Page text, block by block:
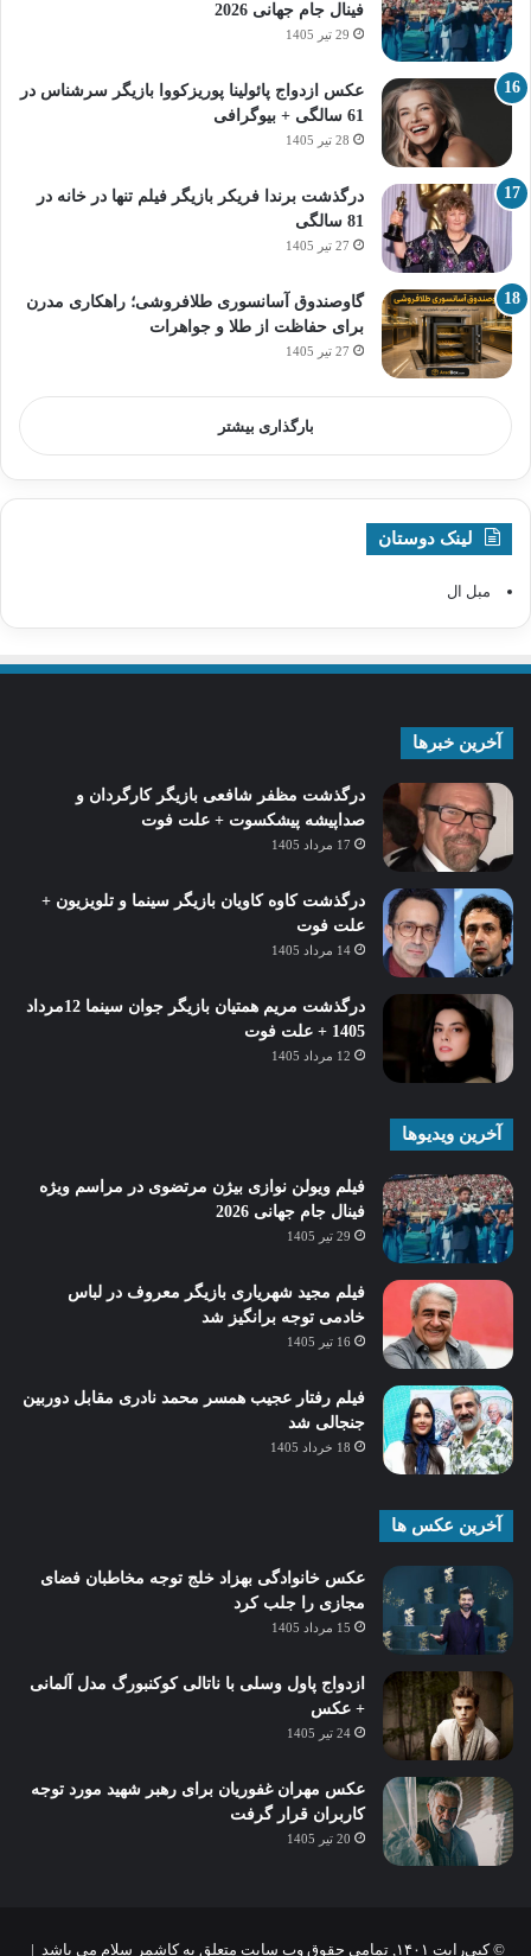
فینال جام جهانی 2026
29 تیر 1405
عکس ازدواج پائولینا پوریزکووا بازیگر سرشناس در
61 سالگی + بیوگرافی
28 تیر 1405
درگذشت برندا فریکر بازیگر فیلم تنها در خانه در
81 سالگی
27 تیر 1405
گاوصندوق آسانسوری طلافروشی؛ راهکاری مدرن
برای حفاظت از طلا و جواهرات
27 تیر 1405
بارگذاری بیشتر
لینک دوستان
مبل ال
آخرین خبرها
درگذشت مظفر شافعی بازیگر کارگردان و
صداپیشه پیشکسوت + علت فوت
17 مرداد 1405
درگذشت کاوه کاویان بازیگر سینما و تلویزیون +
علت فوت
14 مرداد 1405
درگذشت مریم همتیان بازیگر جوان سینما 12مرداد
1405 + علت فوت
12 مرداد 1405
آخرین ویدیوها
فیلم ویولن نوازی بیژن مرتضوی در مراسم ویژه
فینال جام جهانی 2026
29 تیر 1405
فیلم مجید شهریاری بازیگر معروف در لباس
خادمی توجه برانگیز شد
16 تیر 1405
فیلم رفتار عجیب همسر محمد نادری مقابل دوربین
جنجالی شد
18 خرداد 1405
آخرین عکس ها
عکس خانوادگی بهزاد خلج توجه مخاطبان فضای
مجازی را جلب کرد
15 مرداد 1405
ازدواج پاول وسلی با ناتالی کوکنبورگ مدل آلمانی
+ عکس
24 تیر 1405
عکس مهران غفوریان برای رهبر شهید مورد توجه
کاربران قرار گرفت
20 تیر 1405
© کپی‌رایت ۱۴۰۱, تمامی حقوق وب سایت متعلق به کاشمر سلام می باشد |